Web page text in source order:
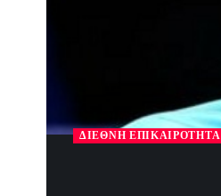
ΔΙΕΘΝΉ ΕΠΙΚΑΙΡΌΤΗΤΑ